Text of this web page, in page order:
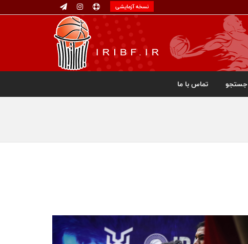
نسخه آزمایشی
جستجو تماس با ما